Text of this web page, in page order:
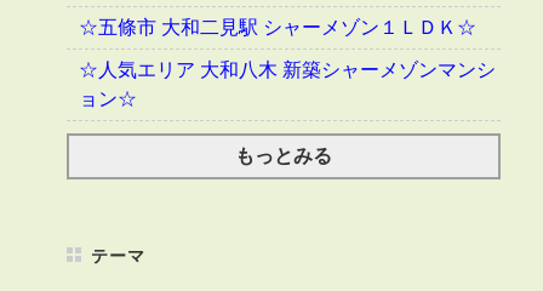
☆五條市 大和二見駅 シャーメゾン１ＬＤＫ☆
☆人気エリア 大和八木 新築シャーメゾンマンシ
ョン☆
もっとみる
テーマ